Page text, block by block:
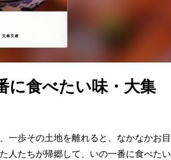
に食べたい味・大集
一歩その土地を離れると、なかなかお目
人たちが帰郷して、いの一番に食べたい